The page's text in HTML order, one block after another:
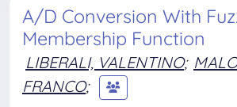
A/D Conversion With
Membership Function
LIBERALI, VALENTINO;
FRANCO;